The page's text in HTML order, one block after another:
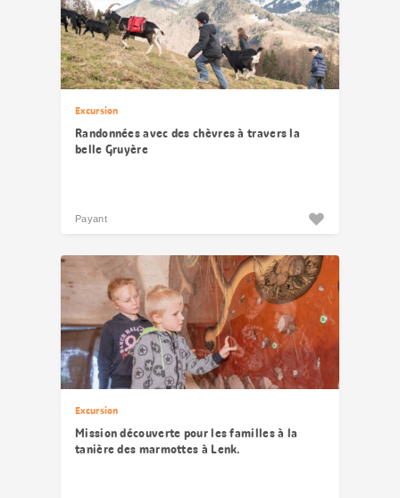
Excursion
Randonnées avec des chèvres à travers la
belle Gruyère
Payant
Excursion
Mission découverte pour les familles à la
tanière des marmottes à Lenk.